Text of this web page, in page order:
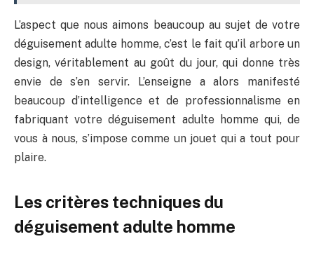
L’aspect que nous aimons beaucoup au sujet de votre
déguisement adulte homme, c’est le fait qu’il arbore un
design, véritablement au goût du jour, qui donne très
envie de s’en servir. L’enseigne a alors manifesté
beaucoup d’intelligence et de professionnalisme en
fabriquant votre déguisement adulte homme qui, de
vous à nous, s’impose comme un jouet qui a tout pour
plaire.
Les critères techniques du
déguisement adulte homme